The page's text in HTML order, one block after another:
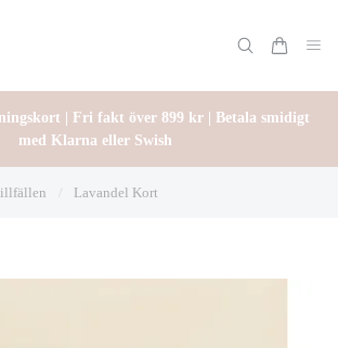
| Fri fakt över 899 kr | Betala smidigt
med Klarna eller Swish
Lavandel Kort